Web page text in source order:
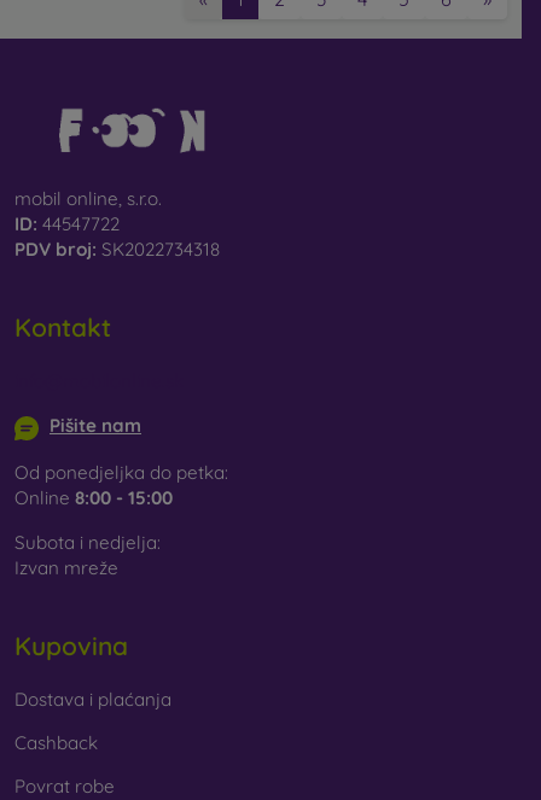
mobil online, s.r.o.
ID: 44547722
PDV broj: SK2022734318
Kontakt
Pišite nam
Od ponedjeljka do petka:
Online 8:00 - 15:00
Subota i nedjelja:
Izvan mreže
Kupovina
Dostava i plaćanja
Cashback
Povrat robe